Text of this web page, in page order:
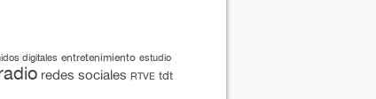
digitales entretenimiento estudio
redes sociales RTVE tdt